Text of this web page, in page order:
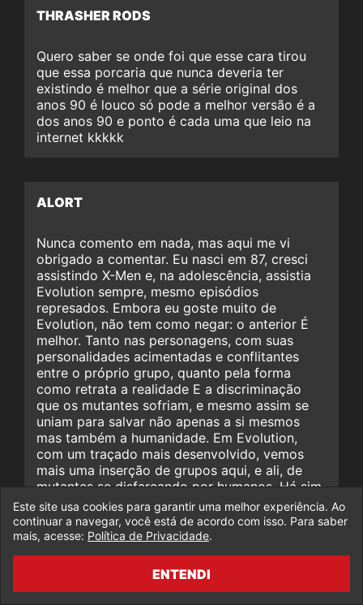
THRASHER RODS
Quero saber se onde foi que esse cara tirou
que essa porcaria que nunca deveria ter
existindo é melhor que a série original dos
anos 90 é louco só pode a melhor versão é a
dos anos 90 e ponto é cada uma que leio na
internet kkkkk
ALORT
Nunca comento em nada, mas aqui me vi
obrigado a comentar. Eu nasci em 87, cresci
assistindo X-Men e, na adolescência, assistia
Evolution sempre, mesmo episódios
represados. Embora eu goste muito de
Evolution, não tem como negar: o anterior É
melhor. Tanto nas personagens, com suas
personalidades acimentadas e conflitantes
entre o próprio grupo, quanto pela forma
como retrata a realidade E a discriminação
que os mutantes sofriam, e mesmo assim se
uniam para salvar não apenas a si mesmos
mas também a humanidade. Em Evolution,
com um traçado mais desenvolvido, vemos
mais uma inserção de grupos aqui, e ali, de
mutantes se disfarçando por humanos. Há sim
a discriminação, mas ali, o quê vemos em
grande parte, é algo similar ao início de um
conflito entre humanos e mutantes. Mutantes
seu peso e destaque, e aquilo que formava a
sua personalidade como altruístas – tanto nas
Este site usa cookies para garantir uma melhor experiência. Ao
continuar a navegar, você está de acordo com isso. Para saber
mais, acesse: Política de Privacidade.
ENTENDI